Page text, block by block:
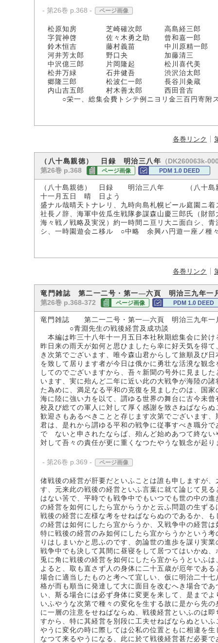
- 第26巻 p.368 - ページ画像
松原知房 芝崎確次郎 高島経三郎
字賀神啓 佐々木勇之助 曾和嘉一郎
鈴木恒吉 藤村義苗 中川原精一郎
河井芳太郎 野口夬 加藤清三
中沢億三郎 片岡隆起 松川喜代美
松井万緑 石井健吾 渋沢治太郎
郷隆三郎 松波仁一郎 長谷川粂蔵
内山吉五郎 村木善太郎 西田音吉
○栄一、総集会費トシテ例ニヨリ金三百円寄附
各巻リンク
（八十島親徳） 日録 明治三八年 （DK260063k-
第26巻 p.368
ページ画像 PDM 1.0 DEED
（八十島親徳） 日録 明治三八年 （八十島
十一月五日 晴 日よう
盛ナル哉晴天トナレリ、九時向島札幌ビール庭園ニ
社長ノ辞、海軍中佐瓜生戦隊参謀森山慶三郎氏（財
海々戦ノ戦略及実況）約一時間ニ亘リ大ニ面白シ、
シ、一時園遊会ニ移ル ○中略 余興ハ円遊一座ノ種
各巻リンク
竜門雑誌 第二一二号・第一―六頁 明治三九年一
第26巻 p.368-372 ページ画像 PDM 1.0 DEED
竜門雑誌 第二一二号・第一―六頁 明治三九年一
○青淵先生の戦後経営及成功談
本編は昨三十八年十一月五日本社秋期総集会に於け
昨日来の雨天が如何と思ひましたら幸に好天気を得
き次第でございます、唯今森山君からして旅順及び
を致して居ります者が今日は俄かに勇壮な活溌な観
してのでございますから、吾々新聞の号外に見まし
います、実に殆んど二年に近い此の大戦争が海陸の
た為めに、満足なる平和の克復を見ましたのは、国
海に陸に強い力を以て、謂ゆる世界の舞台に古今未
校及び総ての軍人に対して厚く感謝を致さねばなら
歓迎さもあるべきことと存じます次第でございます
君は、是れから謂ゆる平和の戦争に従事すべき職分
でゞないと申されたならば、殆んど始めあつて終な
対して吾々の責任が更に重くなつたやうな観念が起り
- 第26巻 p.369 - ページ画像
偖戦後の経営が肝要だといふことは誰も申しますが
す、元来此の戦後の経営といふ言葉に就て論じて見
はない筈で、平時でも戦争中でもいつでも世の中の
の経営を如何にしたら宜からうかと云ふ問題の生ず
戦後の経営に左様な考をせねばならぬのであるか、
の経営は如何にしたら宜からうか、又戦争中の経営
特に戦後の経営のみ如何にしたら宜からうかという
りはしまいかと思ふのです、勿論世の進歩を謀り実
戦争中でも決して其間に昼寝をして居つてはいかぬ
兎に角に戦後の経営を如何にしたら宜からうといふ
よると、取も直さず人の身体に二十五歳が厄年であ
場合に適当したものと考へて宜しい、仮に明治二十
格が而も順当に発達して大に面目を改むへき場合で
い、斯る場合には必ず身体に変更を来して、是まで
いふやうな次第で種々の変化を生する故に是から先
に一層の注意をせねばならぬ、戦後経営といふのは
すから、特に其経営を別段に工夫せねばならぬとい
やうに変化の時に際しては公私の位置ともに相違を
なつて来るやうになる、此に於て戦後経営甚だ必要